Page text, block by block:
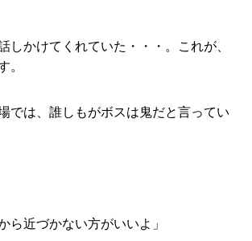
しかけてくれていた・・・。これが、
。
では、誰しもがボスは鬼だと言ってい
ら近づかない方がいいよ」